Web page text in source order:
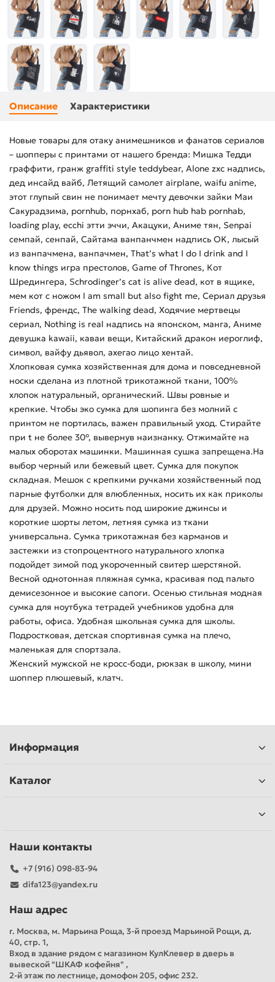
Описание Характеристики
Новые товары для отаку анимешников и фанатов сериалов
– шопперы с принтами от нашего бренда: Мишка Тедди
граффити, гранж graffiti style teddybear, Alone zxc надпись,
дед инсайд вайб, Летящий самолет airplane, waifu anime,
этот глупый свин не понимает мечту девочки зайки Маи
Сакурадзима, pornhub, порнхаб, porn hub hab pornhab,
loading play, ecchi этти эччи, Акацуки, Аниме тян, Senpai
семпай, сенпай, Сайтама ванпанчмен надпись OK, лысый
из ванпачмена, ванпачмен, That’s what I do I drink and I
know things игра престолов, Game of Thrones, Кот
Шредингера, Schrodinger’s cat is alive dead, кот в ящике,
мем кот с ножом I am small but also fight me, Сериал друзья
Friends, френдс, The walking dead, Ходячие мертвецы
сериал, Nothing is real надпись на японском, манга, Аниме
девушка kawaii, каваи вещи, Китайский дракон иероглиф,
символ, вайфу дьявол, ахегао лицо хентай.
Хлопковая сумка хозяйственная для дома и повседневной
носки сделана из плотной трикотажной ткани, 100%
хлопок натуральный, органический. Швы ровные и
крепкие. Чтобы эко сумка для шопинга без молний с
принтом не портилась, важен правильный уход. Стирайте
при t не более 30°, вывернув наизнанку. Отжимайте на
малых оборотах машинки. Машинная сушка запрещена.На
выбор черный или бежевый цвет. Сумка для покупок
складная. Мешок с крепкими ручками хозяйственный под
парные футболки для влюбленных, носить их как приколы
для друзей. Можно носить под широкие джинсы и
короткие шорты летом, летняя сумка из ткани
универсальна. Сумка трикотажная без карманов и
застежки из стопроцентного натурального хлопка
подойдет зимой под укороченный свитер шерстяной.
Весной однотонная пляжная сумка, красивая под пальто
демисезонное и высокие сапоги. Осенью стильная модная
сумка для ноутбука тетрадей учебников удобна для
работы, офиса. Удобная школьная сумка для школы.
Подростковая, детская спортивная сумка на плечо,
маленькая для спортзала.
Женский мужской не кросс-боди, рюкзак в школу, мини
шоппер плюшевый, клатч.
Информация
Каталог
Наши контакты
+7 (916) 098-83-94
difa123@yandex.ru
Наш адрес
г. Москва, м. Марьина Роща, 3-й проезд Марьиной Рощи, д.
40, стр. 1,
Вход в здание рядом с магазином КулКлевер в дверь в
вывеской "ШКАФ кофейня" ,
2-й этаж по лестнице, домофон 205, офис 232.